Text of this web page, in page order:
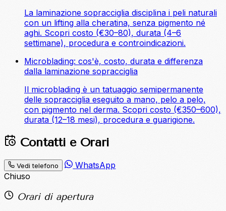
La laminazione sopracciglia disciplina i peli naturali
con un lifting alla cheratina, senza pigmento né
aghi. Scopri costo (€30–80), durata (4–6
settimane), procedura e controindicazioni.
Microblading: cos'è, costo, durata e differenza
dalla laminazione sopracciglia
Il microblading è un tatuaggio semipermanente
delle sopracciglia eseguito a mano, pelo a pelo,
con pigmento nel derma. Scopri costo (€350–600),
durata (12–18 mesi), procedura e guarigione.
Contatti e Orari
Vedi telefono
WhatsApp
Chiuso
Orari di apertura